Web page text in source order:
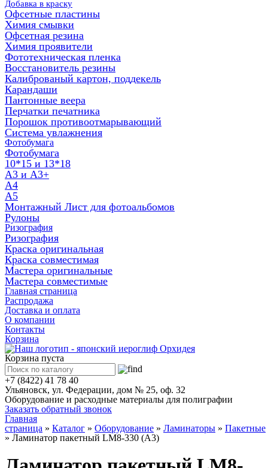
Добавка в краску
Офсетные пластины
Химия смывки
Офсетная резина
Химия проявители
Фототехническая пленка
Восстановитель резины
Калиброваный картон, поддекель
Карандаши
Пантонные веера
Перчатки печатника
Порошок противоотмарывающий
Система увлажнения
Фотобумага
Фотобумага
10*15 и 13*18
A3 и А3+
А4
А5
Монтажный Лист для фотоальбомов
Рулоны
Ризография
Ризография
Краска оригинальная
Краска совместимая
Мастера оригинальные
Мастера совместимые
Главная страница
Распродажа
Доставка и оплата
О компании
Контакты
Корзина
Корзина пуста
+7 (8422) 41 78 40
Ульяновск, ул. Федерации, дом № 25, оф. 32
Оборудование и расходные материалы для полиграфии
Заказать обратный звонок
Главная
страница » Каталог » Оборудование » Ламинаторы » Пакетные
» Ламинатор пакетный LM8-330 (А3)